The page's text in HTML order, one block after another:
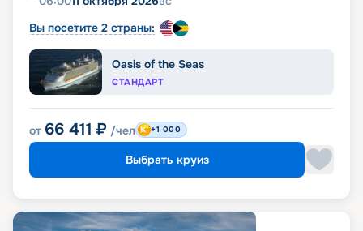
Вы посетите 2 страны:
Oasis of the Seas
СТАНДАРТ
от 66 411 ₽ /чел +1 000
Выбрать круиз